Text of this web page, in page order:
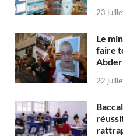
23
Le
faire
22